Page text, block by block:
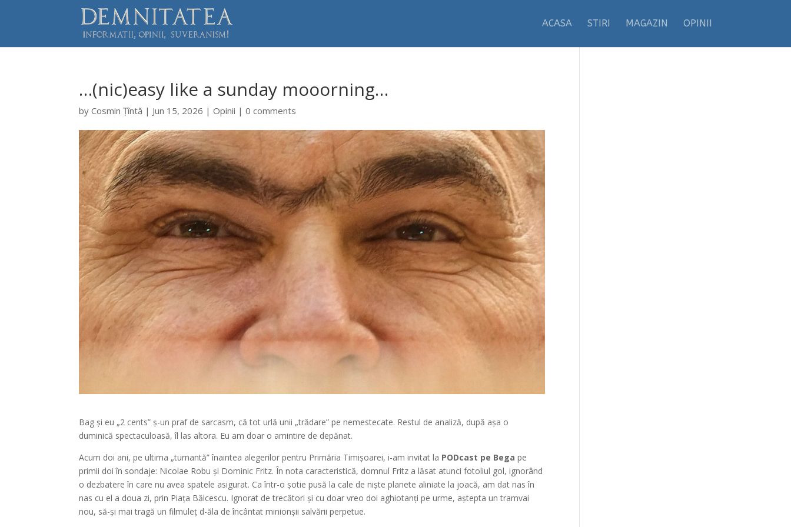
ACASA STIRI MAGAZIN OPINII
…(nic)easy like a sunday mooorning…
byCosmin Țîntă | Jun 15, 2026 |Opinii |0 comments
Bag și eu „2 cents” ș-un praf de sarcasm, că tot urlă unii „trădare” pe nemestecate. Restul de analiză, după așa o
duminică spectaculoasă, îl las altora. Eu am doar o amintire de depănat.
Acum doi ani, pe ultima „turnantă” înaintea alegerilor pentru Primăria Timișoarei, i-am invitat la PODcast pe Bega pe
primii doi în sondaje: Nicolae Robu și Dominic Fritz. În nota caracteristică, domnul Fritz a lăsat atunci fotoliul gol, ignorând
o dezbatere în care nu avea spatele asigurat. Ca într-o șotie pusă la cale de niște planete aliniate la joacă, am dat nas în
nas cu el a doua zi, prin Piața Bălcescu. Ignorat de trecători și cu doar vreo doi aghiotanți pe urme, aștepta un tramvai
nou, să-și mai tragă un filmuleț d-ăla de încântat minionșii salvării perpetue.